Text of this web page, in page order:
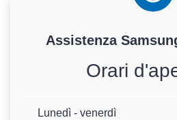
Assistenza
Orari
Lunedì - venerdì